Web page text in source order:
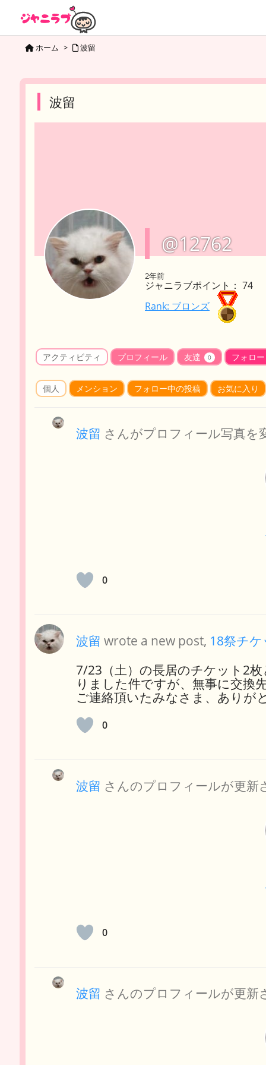
ホーム > 波留
波留
@12762
2年前
ジャニラブポイント： 74
Rank: ブロンズ
アクティビティ プロフィール 友達 0 フォロー
個人 メンション フォロー中の投稿 お気に入り
波留 さんがプロフィール写真を
0
波留 wrote a new post, 18祭チ
7/23（土）の長居のチケット2
りました件ですが、無事に交換
ご連絡頂いたみなさま、ありが
0
波留 さんのプロフィールが更
0
波留 さんのプロフィールが更